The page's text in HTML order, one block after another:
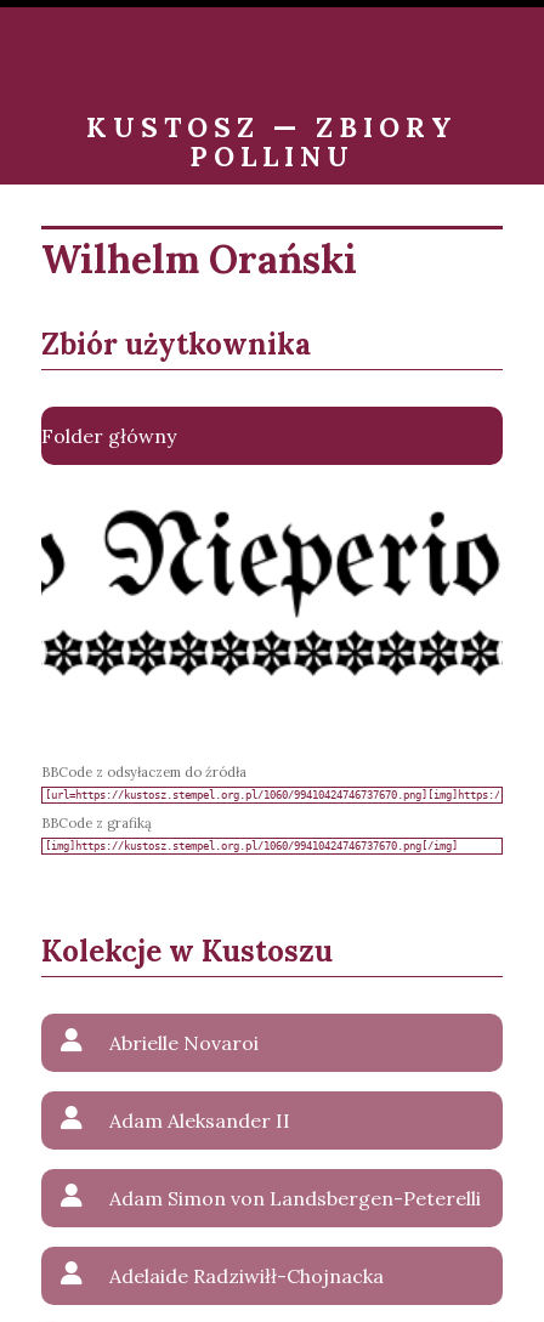
KUSTOSZ — ZBIORY
POLLINU
Wilhelm Orański
Zbiór użytkownika
Folder główny
BBCode z odsyłaczem do źródła
BBCode z grafiką
Kolekcje w Kustoszu
Abrielle Novaroi
Adam Aleksander II
Adam Simon von Landsbergen-Peterelli
Adelaide Radziwiłł-Chojnacka